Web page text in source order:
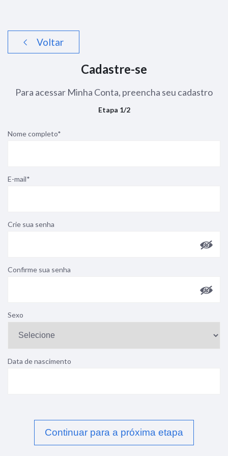
Voltar
Cadastre-se
Para acessar Minha Conta, preencha seu cadastro
Etapa 1/2
Nome completo*
E-mail*
Crie sua senha
Confirme sua senha
Sexo
Data de nascimento
Continuar para a próxima etapa